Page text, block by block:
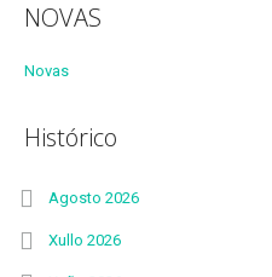
NOVAS
Novas
Histórico
Agosto 2026
Xullo 2026